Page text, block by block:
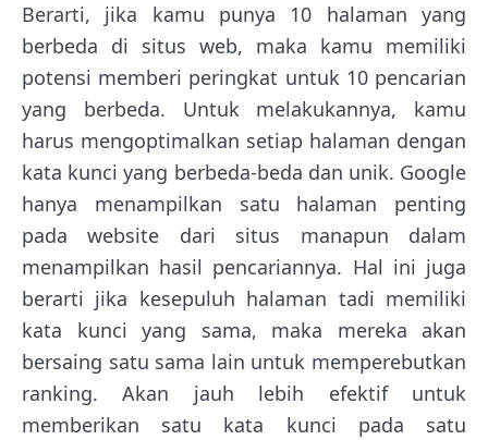
Berarti, jika kamu punya 10 halaman yang
berbeda di situs web, maka kamu memiliki
potensi memberi peringkat untuk 10 pencarian
yang berbeda. Untuk melakukannya, kamu
harus mengoptimalkan setiap halaman dengan
kata kunci yang berbeda-beda dan unik. Google
hanya menampilkan satu halaman penting
pada website dari situs manapun dalam
menampilkan hasil pencariannya. Hal ini juga
berarti jika kesepuluh halaman tadi memiliki
kata kunci yang sama, maka mereka akan
bersaing satu sama lain untuk memperebutkan
ranking. Akan jauh lebih efektif untuk
memberikan satu kata kunci pada satu